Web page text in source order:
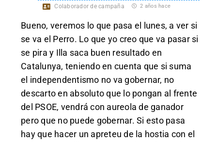
Colaborador de campaña 2 años hace
Bueno, veremos lo que pasa el lunes, a ver si
se va el Perro. Lo que yo creo que va pasar si
se pira y Illa saca buen resultado en
Catalunya, teniendo en cuenta que si suma
el independentismo no va gobernar, no
descarto en absoluto que lo pongan al frente
del PSOE, vendrá con aureola de ganador
pero que no puede gobernar. Si esto pasa
hay que hacer un apreteu de la hostia con el